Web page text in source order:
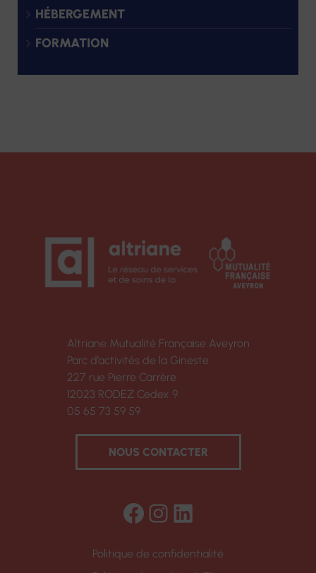
HÉBERGEMENT
FORMATION
Altriane Mutualité Française Aveyron
Parc d’activités de la Gineste
227 rue Pierre Carrère
12023 RODEZ Cedex 9
05 65 73 59 59
NOUS CONTACTER
Facebook
Instagram
LinkedIn
Politique de confidentialité